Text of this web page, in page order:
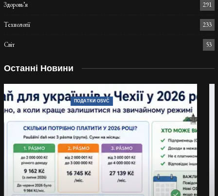
Здоровь’я 291
Технології 233
Світ 53
Останні Новини
ПОДАТКИ OSVČ